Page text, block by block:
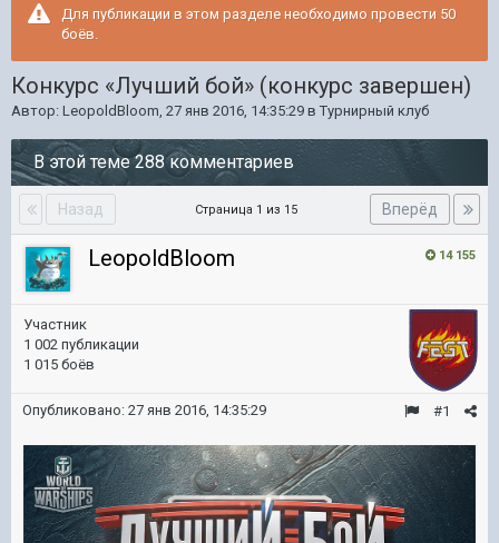
Для публикации в этом разделе необходимо провести 50
боёв.
Конкурс «Лучший бой» (конкурс завершен)
Автор: LeopoldBloom, 27 янв 2016, 14:35:29 в Турнирный клуб
В этой теме 288 комментариев
Назад Вперёд
Страница 1 из 15
14 155
LeopoldBloom
Участник
1 002 публикации
1 015 боёв
#1
Опубликовано: 27 янв 2016, 14:35:29